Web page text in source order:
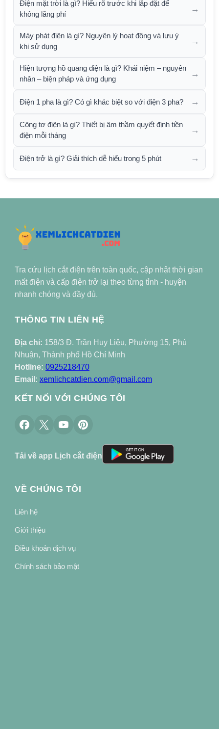
Điện mặt trời là gì? Hiểu rõ trước khi lắp đặt để
không lãng phí
→
Máy phát điện là gì? Nguyên lý hoạt động và lưu ý
khi sử dụng
→
Hiện tượng hồ quang điện là gì? Khái niệm – nguyên
nhân – biện pháp và ứng dụng
→
Điện 1 pha là gì? Có gì khác biệt so với điện 3 pha? →
Công tơ điện là gì? Thiết bị âm thầm quyết định tiền
điện mỗi tháng
→
Điện trở là gì? Giải thích dễ hiểu trong 5 phút →
Tra cứu lịch cắt điện trên toàn quốc, cập nhật thời gian
mất điện và cấp điện trở lại theo từng tỉnh - huyện
nhanh chóng và đầy đủ.
THÔNG TIN LIÊN HỆ
Địa chỉ: 158/3 Đ. Trần Huy Liệu, Phường 15, Phú
Nhuận, Thành phố Hồ Chí Minh
Hotline: 0925218470
Email: xemlichcatdien.com@gmail.com
KẾT NỐI VỚI CHÚNG TÔI
Tải về app Lịch cắt điện
VỀ CHÚNG TÔI
Liên hệ
Giới thiệu
Điều khoản dịch vụ
Chính sách bảo mật